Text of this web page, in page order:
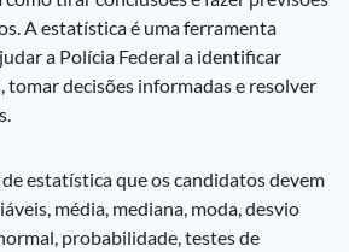
A estatística é uma ferramenta
a Polícia Federal a identificar
tomar decisões informadas e resolver
estatística que os candidatos devem
média, mediana, moda, desvio
probabilidade, testes de